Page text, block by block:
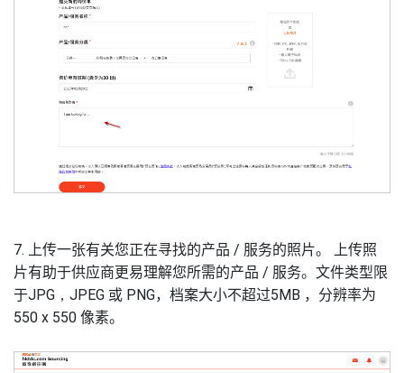
7. 上传一张有关您正在寻找的产品 / 服务的照片。
上传照
片有助于供应商更易理解您所需的产品 / 服务。文件类型限
于JPG ， JPEG 或 PNG，档案大小不超过5MB ，分辨率为
550 x 550 像素。